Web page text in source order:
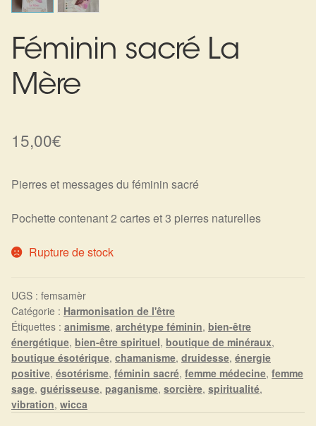
Harmonisation des lieux
Soin beauté
Sels de bain
Cadeaux de naissance
Arts Divinatoires : Percez les Mystères de l’Invisible
Magie: Le Savoir des Sorcières
Protection énergétique : Trouvez votre bouclier
intérieur
Féminin sacré La
Mère
15,00€
Pierres et messages du féminin sacré
Pochette contenant 2 cartes et 3 pierres naturelles
Rupture de stock
UGS : femsamèr
Catégorie : Harmonisation de l'être
Étiquettes : animisme, archétype féminin, bien-être
énergétique, bien-être spirituel, boutique de minéraux,
boutique ésotérique, chamanisme, druidesse, énergie
positive, ésotérisme, féminin sacré, femme médecine, femme
sage, guérisseuse, paganisme, sorcière, spiritualité,
vibration, wicca